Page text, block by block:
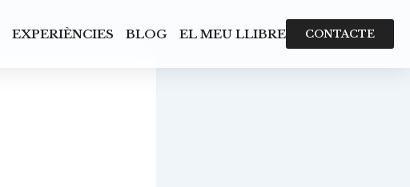
EXPERIÈNCIES BLOG EL MEU LLIBRE CONTACTE